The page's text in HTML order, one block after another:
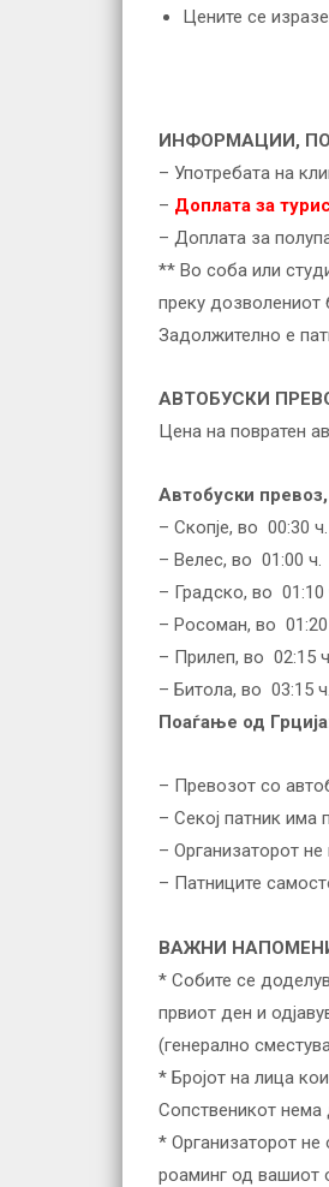
Цените се
ИНФОРМАЦИИ,
– Употребата на
– Доплата за
– Доплата за
** Во соба или
преку дозволениот
Задолжително е
АВТОБУСКИ
Цена на повратен
Автобуски
– Скопје, во 00:30
– Велес, во 01:00
– Градско, во
– Росоман, во
– Прилеп, во 02:15
– Битола, во 03:15
Поаѓање од
– Превозот со
– Секој патник има
– Организаторот
– Патниците
ВАЖНИ
* Собите се
првиот ден и
(генерално
* Бројот на лица
Сопственикот нема
* Организаторот не
роаминг од вашиот